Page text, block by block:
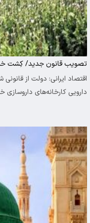
تصویب قانون جدید/ کِشت
اقتصاد ایرانی: دولت از
دارویی کارخانه‌های داروسازی